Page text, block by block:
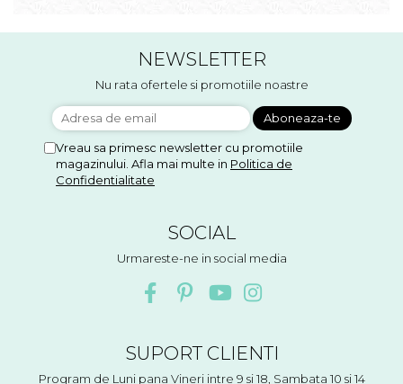
Plante uscate
Articole din bumbac
Modele termoadezive
Saculeti
Design cofetarie
Forme pentru turnat ciocolata
Vopsea pentru fata si corp
NEWSLETTER
Nu rata ofertele si promotiile noastre
Vreau sa primesc newsletter cu promotiile
magazinului. Afla mai multe in Politica de
Confidentialitate
SOCIAL
Urmareste-ne in social media
SUPORT CLIENTI
Program de Luni pana Vineri intre 9 si 18, Sambata 10 si 14